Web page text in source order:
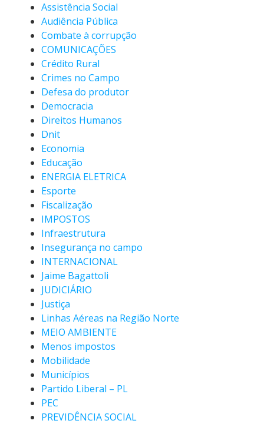
Assistência Social
Audiência Pública
Combate à corrupção
COMUNICAÇÕES
Crédito Rural
Crimes no Campo
Defesa do produtor
Democracia
Direitos Humanos
Dnit
Economia
Educação
ENERGIA ELETRICA
Esporte
Fiscalização
IMPOSTOS
Infraestrutura
Insegurança no campo
INTERNACIONAL
Jaime Bagattoli
JUDICIÁRIO
Justiça
Linhas Aéreas na Região Norte
MEIO AMBIENTE
Menos impostos
Mobilidade
Municípios
Partido Liberal – PL
PEC
PREVIDÊNCIA SOCIAL